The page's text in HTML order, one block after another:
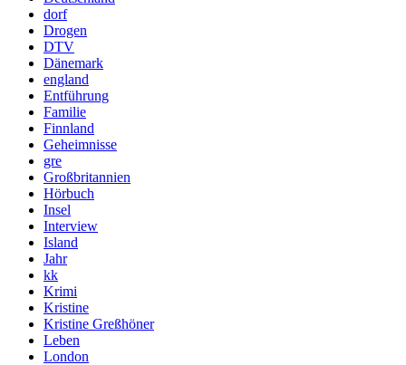
dorf
Drogen
DTV
Dänemark
england
Entführung
Familie
Finnland
Geheimnisse
gre
Großbritannien
Hörbuch
Insel
Interview
Island
Jahr
kk
Krimi
Kristine
Kristine Greßhöner
Leben
London